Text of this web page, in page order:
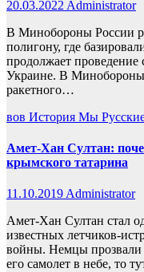
20.03.2022 Administrator
В Минобороны России
полигону, где
продолжает
Украине. В Минобороны
ракетного…
вов История Мы
Амет-Хан Султан:
крымского татарина
11.10.2019 Administrator
Амет-Хан Султан стал
известных летчиков-
войны. Немцы прозвали
его самолет в небе, то